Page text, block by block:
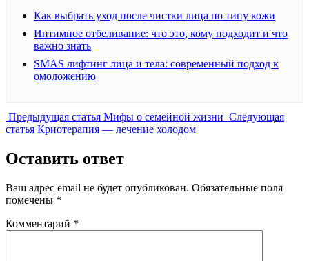
Как выбрать уход после чистки лица по типу кожи
Интимное отбеливание: что это, кому подходит и что
важно знать
SMAS лифтинг лица и тела: современный подход к
омоложению
Предыдущая статья Предыдущая
запись:
Мифы о семейной жизни Следующая
статья Следующая
Криотерапия — лечение холодом
Оставить ответ
Ваш адрес email не будет опубликован. Обязательные поля
помечены *
Комментарий *